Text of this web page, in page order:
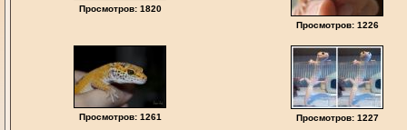
Просмотров: 1820
Просмотров: 1226
Просмотров: 1261 Просмотров: 1227